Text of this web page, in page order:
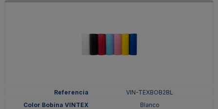
VIN-TEXBOB2BL
Blanco